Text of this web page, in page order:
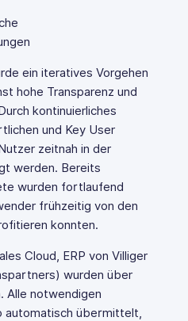
ein iteratives Vorgehen
hohe Transparenz und
kontinuierliches
und Key User
zeitnah in der
werden. Bereits
wurden fortlaufend
frühzeitig von den
konnten.
Cloud, ERP von Villiger
wurden über
Alle notwendigen
automatisch übermittelt,